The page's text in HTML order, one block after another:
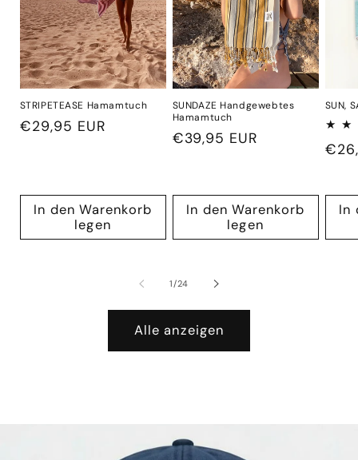
STRIPETEASE Hamamtuch
Normaler
€29,95 EUR
In den Warenkorb
legen
SUNDAZE Handgewebtes
Hamamtuch
Normaler
€39,95 EUR
In den Warenkorb
legen
SUN,
In
1/von
24
Alle anzeigen